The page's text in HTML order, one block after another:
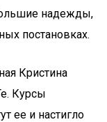
надежды,
постановках.
Кристина
Курсы
ее и настигло